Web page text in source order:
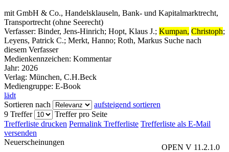
mit GmbH & Co., Handelsklauseln, Bank- und Kapitalmarktrecht,
Transportrecht (ohne Seerecht)
Verfasser: Binder, Jens-Hinrich; Hopt, Klaus J.; Kumpan, Christoph;
Leyens, Patrick C.; Merkt, Hanno; Roth, Markus Suche nach
diesem Verfasser
Medienkennzeichen: Kommentar
Jahr: 2026
Verlag: München, C.H.Beck
Mediengruppe: E-Book
lädt
Sortieren nach
aufsteigend sortieren
9 Treffer
Treffer pro Seite
Trefferliste drucken Permalink Trefferliste Trefferliste als E-Mail
versenden
OPEN V 11.2.1.0
Neuerscheinungen